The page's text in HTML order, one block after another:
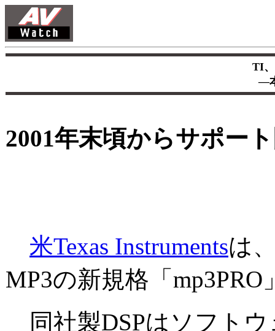
TI
―
2001年末頃からサポー
米Texas Instrumentsは
MP3の新規格「
同社製DSPはソフト